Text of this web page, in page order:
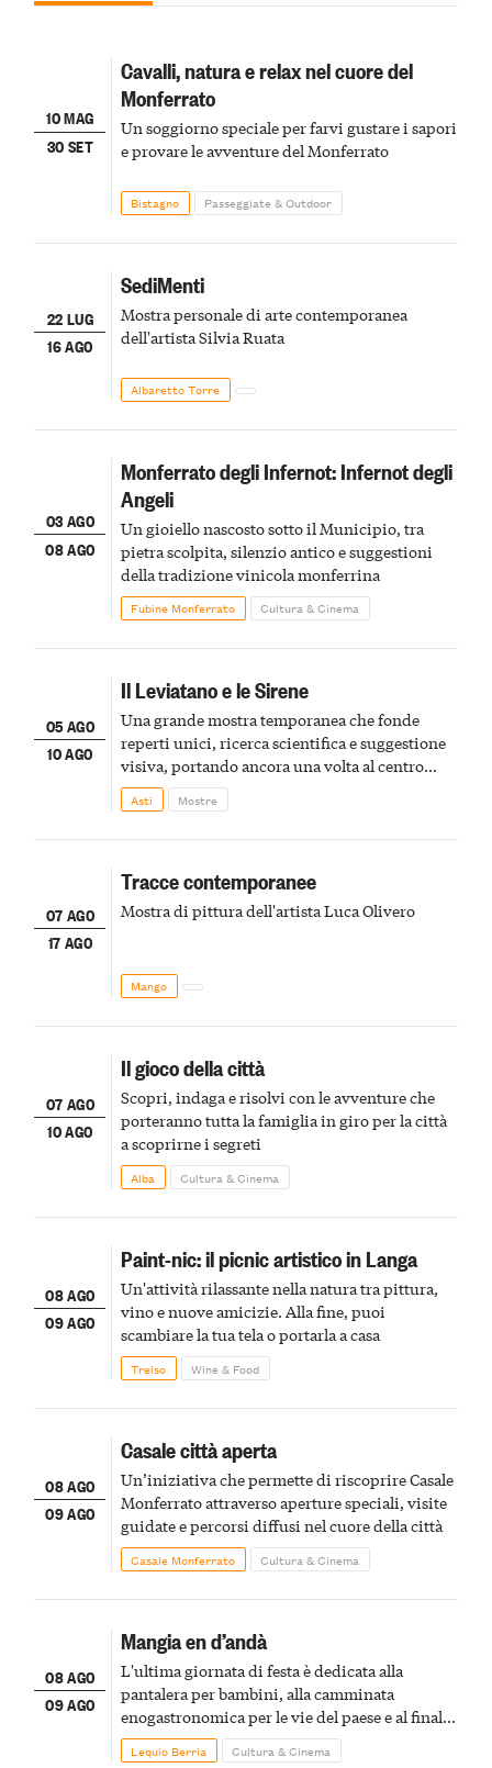
10 MAG
30 SET
Cavalli, natura e relax nel cuore del
Monferrato
Un soggiorno speciale per farvi gustare i sapori
e provare le avventure del Monferrato
Bistagno Passeggiate & Outdoor
22 LUG
16 AGO
SediMenti
Mostra personale di arte contemporanea
dell'artista Silvia Ruata
Albaretto Torre
03 AGO
08 AGO
Monferrato degli Infernot: Infernot degli
Angeli
Un gioiello nascosto sotto il Municipio, tra
pietra scolpita, silenzio antico e suggestioni
della tradizione vinicola monferrina
Fubine Monferrato Cultura & Cinema
05 AGO
10 AGO
Il Leviatano e le Sirene
Una grande mostra temporanea che fonde
reperti unici, ricerca scientifica e suggestione
visiva, portando ancora una volta al centro
della scena le meraviglie del passato astigiano
Asti Mostre
07 AGO
17 AGO
Tracce contemporanee
Mostra di pittura dell'artista Luca Olivero
Mango
07 AGO
10 AGO
Il gioco della città
Scopri, indaga e risolvi con le avventure che
porteranno tutta la famiglia in giro per la città
a scoprirne i segreti
Alba Cultura & Cinema
08 AGO
09 AGO
Paint-nic: il picnic artistico in Langa
Un'attività rilassante nella natura tra pittura,
vino e nuove amicizie. Alla fine, puoi
scambiare la tua tela o portarla a casa
Treiso Wine & Food
08 AGO
09 AGO
Casale città aperta
Un’iniziativa che permette di riscoprire Casale
Monferrato attraverso aperture speciali, visite
guidate e percorsi diffusi nel cuore della città
Casale Monferrato Cultura & Cinema
08 AGO
09 AGO
Mangia en d’andà
L'ultima giornata di festa è dedicata alla
pantalera per bambini, alla camminata
enogastronomica per le vie del paese e al finale
pirotecnico
Lequio Berria Cultura & Cinema